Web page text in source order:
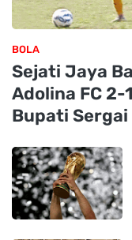
BOLA
Sejati Jaya
Adolina FC 2-
Bupati